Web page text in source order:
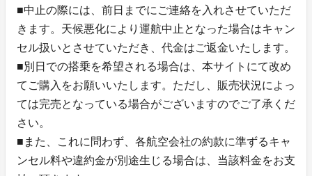
■中止の際には、前日までにご連絡を入れさせていただ
きます。天候悪化により運航中止となった場合はキャン
セル扱いとさせていただき、代金はご返金いたします。
■別日での搭乗を希望される場合は、本サイトにて改め
てご購入をお願いいたします。ただし、販売状況によっ
ては完売となっている場合がございますのでご了承くだ
さい。
■また、これに問わず、各航空会社の約款に準ずるキャ
ンセル料や違約金が別途生じる場合は、当該料金をお支